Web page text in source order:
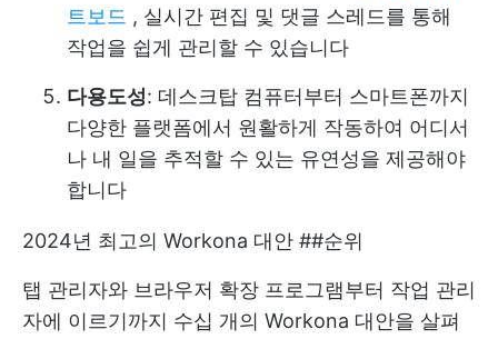
트보드 , 실시간 편집 및 댓글 스레드를 통해
작업을 쉽게 관리할 수 있습니다
다용도성: 데스크탑 컴퓨터부터 스마트폰까지
다양한 플랫폼에서 원활하게 작동하여 어디서
나 내 일을 추적할 수 있는 유연성을 제공해야
합니다
2024년 최고의 Workona 대안 ##순위
탭 관리자와 브라우저 확장 프로그램부터 작업 관리
자에 이르기까지 수십 개의 Workona 대안을 살펴